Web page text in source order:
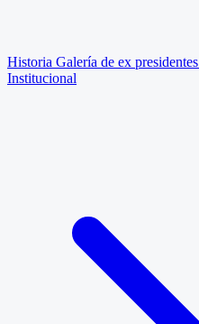
Historia Galería de ex presidentes
Institucional